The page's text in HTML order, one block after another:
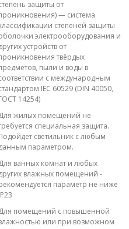
защиты от
— система
степеней защиты
электрооборудования и
устройств от
твёрдых
пыли и воды в
с международным
IEC 60529 (DIN 40050,
14254)
жилых помещений не
специальная защита.
светильник с любым
параметром.
ванных комнат и любых
влажных помещений -
параметр не ниже
помещений с повышенной
или при возможном